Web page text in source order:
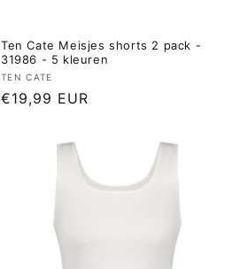
Ten Cate Meisjes shorts 2 pack -
31986 - 5 kleuren
Verkoper:
TEN CATE
Normale
€19,99 EUR